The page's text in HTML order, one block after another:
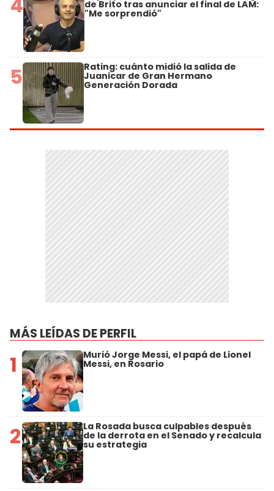
de Brito tras anunciar el final de LAM:
"Me sorprendió"
5 Rating: cuánto midió la salida de
Juanicar de Gran Hermano
Generación Dorada
MÁS LEÍDAS DE PERFIL
1 Murió Jorge Messi, el papá de Lionel
Messi, en Rosario
2 La Rosada busca culpables después
de la derrota en el Senado y recalcula
su estrategia